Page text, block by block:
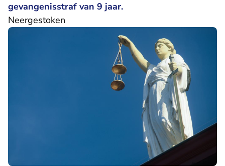
gevangenisstraf van 9 jaar.
Neergestoken